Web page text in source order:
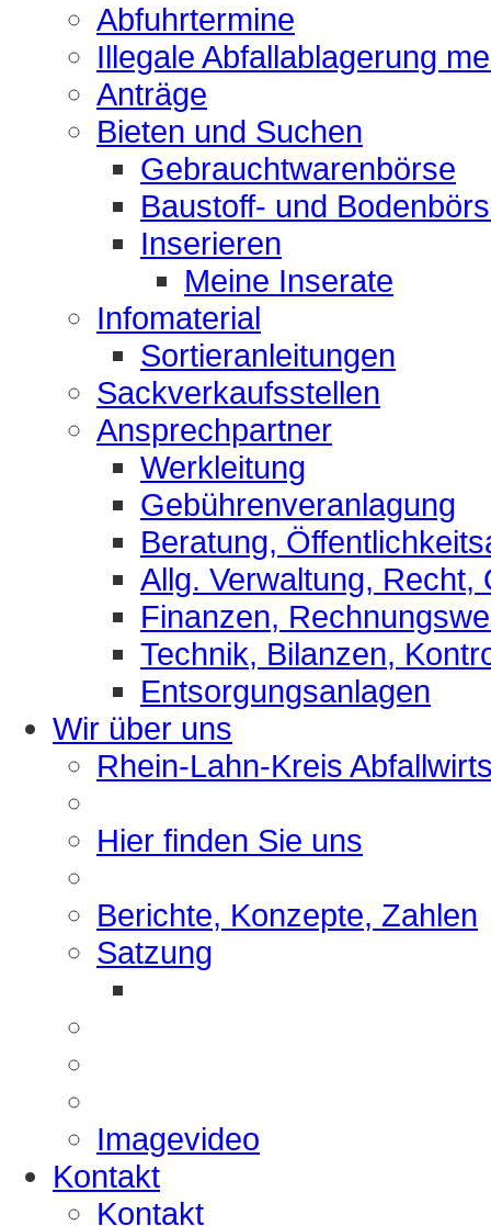
Abfuhrtermine
Illegale Abfallablagerung
Anträge
Bieten und Suchen
Gebrauchtwarenbörse
Baustoff- und
Inserieren
Meine Inserate
Infomaterial
Sortieranleitungen
Sackverkaufsstellen
Ansprechpartner
Werkleitung
Gebührenveranlagung
Beratung,
Allg. Verwaltung, Recht,
Finanzen,
Technik, Bilanzen,
Entsorgungsanlagen
Wir über uns
Rhein-Lahn-Kreis
Hier finden Sie uns
Berichte, Konzepte, Zahlen
Satzung
Imagevideo
Kontakt
Kontakt